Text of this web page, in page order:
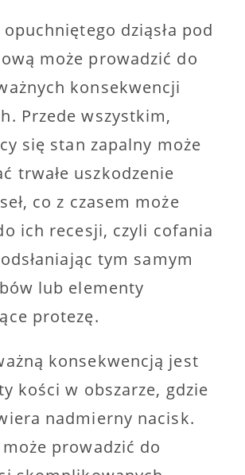
dziąsła pod
może prowadzić do
konsekwencji
Przede wszystkim,
się stan zapalny może
trwałe uszkodzenie
co z czasem może
ich recesji, czyli cofania
tym samym
lub elementy
protezę.
konsekwencją jest
kości w obszarze, gdzie
nadmierny nacisk.
prowadzić do